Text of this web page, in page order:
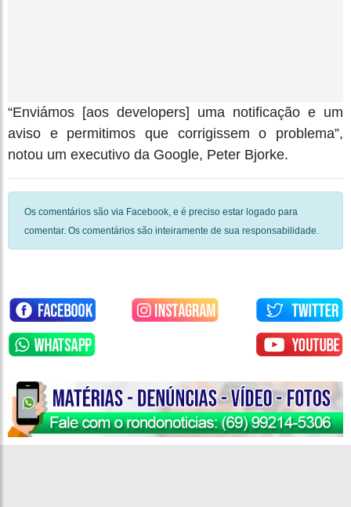
“Enviámos [aos developers] uma notificação e um
aviso e permitimos que corrigissem o problema”,
notou um executivo da Google, Peter Bjorke.
Os comentários são via Facebook, e é preciso estar logado para
comentar. Os comentários são inteiramente de sua responsabilidade.